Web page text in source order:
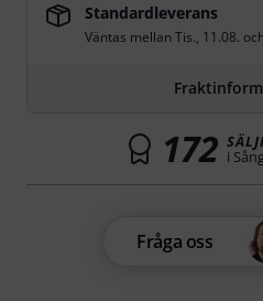
Standardleverans
Väntas mellanTis., 11.08.
172 i
Fråga oss